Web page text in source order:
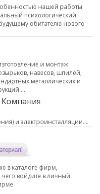
нашей работы
психологический
обитателю нового
и монтаж:
навесов, шпилей,
металлических и
Компания
и электроинсталляции....
в каталоге фирм,
чего войдите в личный